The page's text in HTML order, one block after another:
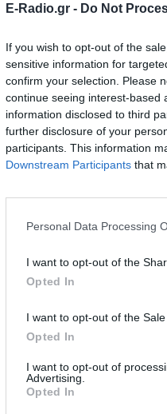
E-Radio.gr - Do Not
If you wish to opt-out of the
sensitive information for
confirm your selection. Please
continue seeing interest-based
information disclosed to third
further disclosure of your
participants. This information
Downstream Participants that
Personal Data Processing
I want to opt-out of the
Opted In
I want to opt-out of the
Opted In
I want to opt-out of
Advertising.
Opted In
ΔΙΑΦΗΜΙΣΗ